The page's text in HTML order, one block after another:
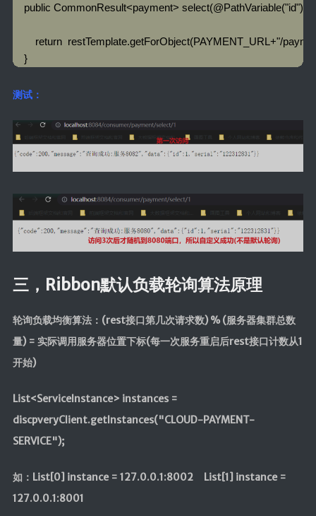
public CommonResult<payment> select(@PathVariable("id") int
return  restTemplate.getForObject(PAYMENT_URL+"/
    }
测试：
三，Ribbon默认负载轮询算法原理
轮询负载均衡算法：(rest接口第几次请求数) % (服务器集群总数
量) = 实际调用服务器位置下标(每一次服务重启后rest接口计数从1
开始)
List<Servicelnstance> instances =
discpveryClient.getInstances("CLOUD-PAYMENT-
SERVICE");
如：List[0] instance = 127.0.0.1:8002 List[1] instance =
127.0.0.1:8001